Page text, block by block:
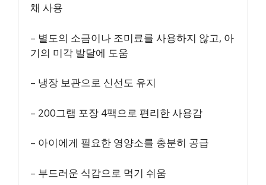
채 사용
– 별도의 소금이나 조미료를 사용하지 않고, 아
기의 미각 발달에 도움
– 냉장 보관으로 신선도 유지
– 200그램 포장 4팩으로 편리한 사용감
– 아이에게 필요한 영양소를 충분히 공급
– 부드러운 식감으로 먹기 쉬움